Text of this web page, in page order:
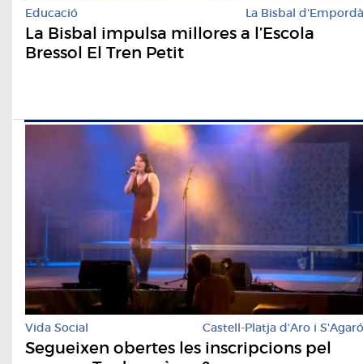
Educació La Bisbal d'Empordà
La Bisbal impulsa millores a l’Escola
Bressol El Tren Petit
Vida Social Castell-Platja d'Aro i S'Agaró
Segueixen obertes les inscripcions pel